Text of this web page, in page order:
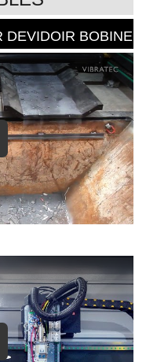
BEVEL
DEVIDOIR BOBINE